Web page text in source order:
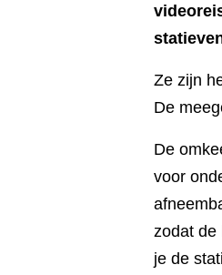
Ze zijn
De
De
voor
zodat de
je de